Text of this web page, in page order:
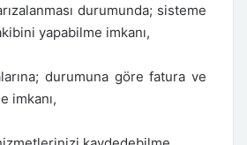
durumunda; sisteme
yapabilme imkanı,
durumuna göre fatura ve
imkanı,